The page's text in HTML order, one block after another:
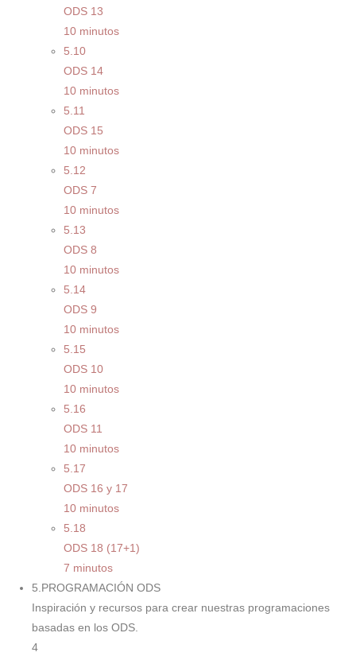
ODS 13
10 minutos
5.10
ODS 14
10 minutos
5.11
ODS 15
10 minutos
5.12
ODS 7
10 minutos
5.13
ODS 8
10 minutos
5.14
ODS 9
10 minutos
5.15
ODS 10
10 minutos
5.16
ODS 11
10 minutos
5.17
ODS 16 y 17
10 minutos
5.18
ODS 18 (17+1)
7 minutos
5.PROGRAMACIÓN ODS
Inspiración y recursos para crear nuestras programaciones
basadas en los ODS.
4